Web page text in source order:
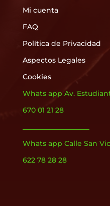
Mi cuenta
FAQ
Política de Privacidad
Aspectos Legales
Cookies
Whats app Av.
670 01 21 28
Whats app Calle San
622 78 28 28